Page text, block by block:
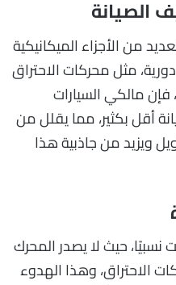
الصيانة
من الأجزاء الميكانيكية
مثل محركات الاحتراق
فإن مالكي السيارات
أقل بكثير، مما يقلل من
ويزيد من جاذبية هذا
نسبيًا، حيث لا يصدر المحرك
الاحتراق، وهذا الهدوء